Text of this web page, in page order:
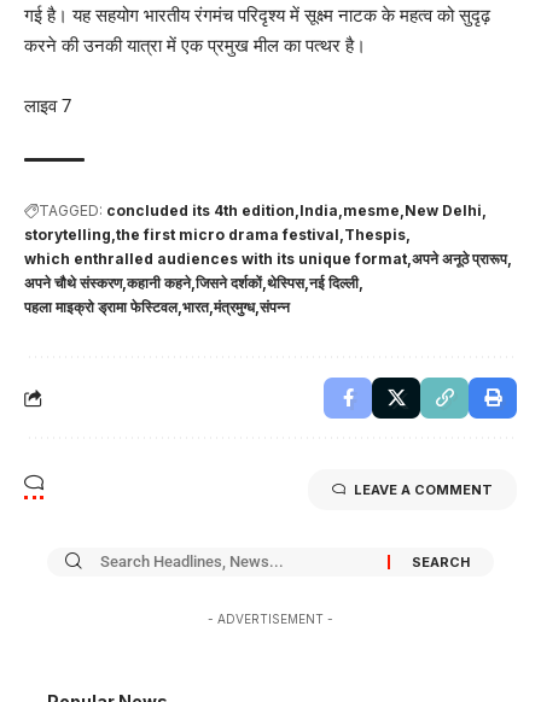
गई है। यह सहयोग भारतीय रंगमंच परिदृश्य में सूक्ष्म नाटक के महत्व को सुदृढ़
करने की उनकी यात्रा में एक प्रमुख मील का पत्थर है।
लाइव 7
TAGGED: concluded its 4th edition India mesme New Delhi
storytelling the first micro drama festival Thespis
which enthralled audiences with its unique format अपने अनूठे प्रारूप
अपने चौथे संस्करण कहानी कहने जिसने दर्शकों थेस्पिस नई दिल्ली
पहला माइक्रो ड्रामा फेस्टिवल भारत मंत्रमुग्ध संपन्न
LEAVE A COMMENT
- ADVERTISEMENT -